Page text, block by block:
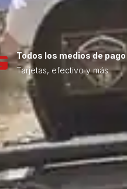
Todos los medios de pago
Tarjetas, efectivo y más